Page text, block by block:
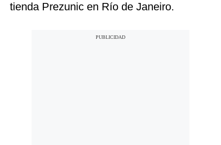
tienda Prezunic en Río de Janeiro.